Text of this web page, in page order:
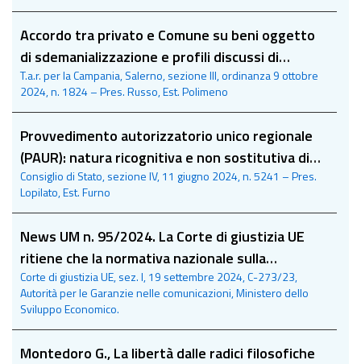
Accordo tra privato e Comune su beni oggetto
di sdemanializzazione e profili discussi di
giurisdizione
T.a.r. per la Campania, Salerno, sezione III, ordinanza 9 ottobre
2024, n. 1824 – Pres. Russo, Est. Polimeno
Provvedimento autorizzatorio unico regionale
(PAUR): natura ricognitiva e non sostitutiva di
altri titoli autorizzatori
Consiglio di Stato, sezione IV, 11 giugno 2024, n. 5241 – Pres.
Lopilato, Est. Furno
News UM n. 95/2024. La Corte di giustizia UE
ritiene che la normativa nazionale sulla
partecipazione degli operatori di servizi di
telecomunicazione mobile al meccanismo di
universale non sia difforme dalla disciplina
Corte di giustizia UE, sez. I, 19 settembre 2024, C-273/23,
Autorità per le Garanzie nelle comunicazioni, Ministero dello
Sviluppo Economico.
Montedoro G., La libertà dalle radici filosofiche